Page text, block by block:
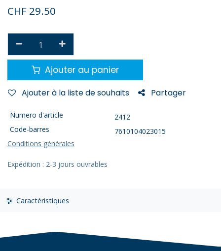
CHF 29.50
Ajouter au panier
Ajouter à la liste de souhaits Partager
Numero d'article
2412
Code-barres
7610104023015
Conditions générales
Expédition : 2-3 jours ouvrables
Caractéristiques